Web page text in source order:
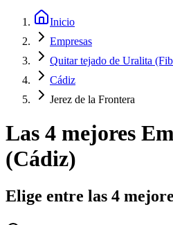
Inicio
Empresas
Quitar tejado de Uralita
Cádiz
Jerez de la Frontera
Las 4 mejores
(Cádiz)
Elige entre las 4